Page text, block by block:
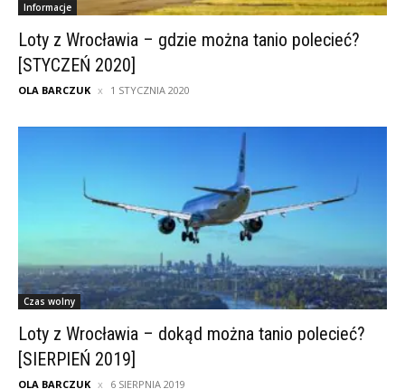
Informacje
Loty z Wrocławia – gdzie można tanio polecieć?
[STYCZEŃ 2020]
OLA BARCZUK 1 STYCZNIA 2020
Czas wolny
Loty z Wrocławia – dokąd można tanio polecieć?
[SIERPIEŃ 2019]
OLA BARCZUK 6 SIERPNIA 2019